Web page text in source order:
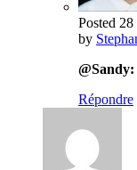
Posted 28
by
Répondre